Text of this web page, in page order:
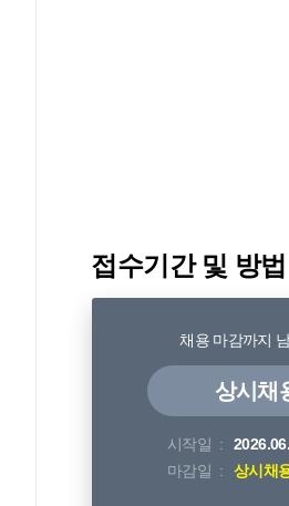
접수기간 및 방법
채용 마감까지
상시채
시작일
마감일
상시채